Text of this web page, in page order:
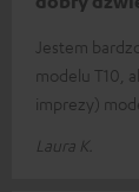
Jestem
modelu T10,
imprezy)
Laura K.